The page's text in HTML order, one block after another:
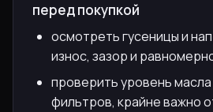
перед покупкой
осмотреть гусеницы и
износ, зазор и
проверить уровень
фильтров, крайне важно